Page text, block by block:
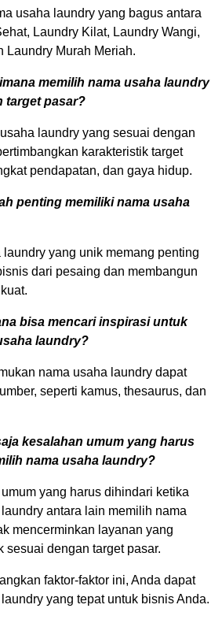
usaha laundry yang bagus antara
Laundry Kilat, Laundry Wangi,
Laundry Murah Meriah.
memilih nama usaha laundry
target pasar?
laundry yang sesuai dengan
karakteristik target
pendapatan, dan gaya hidup.
penting memiliki nama usaha
yang unik memang penting
dari pesaing dan membangun
bisa mencari inspirasi untuk
laundry?
nama usaha laundry dapat
seperti kamus, thesaurus, dan
kesalahan umum yang harus
nama usaha laundry?
yang harus dihindari ketika
antara lain memilih nama
mencerminkan layanan yang
sesuai dengan target pasar.
faktor-faktor ini, Anda dapat
yang tepat untuk bisnis Anda.